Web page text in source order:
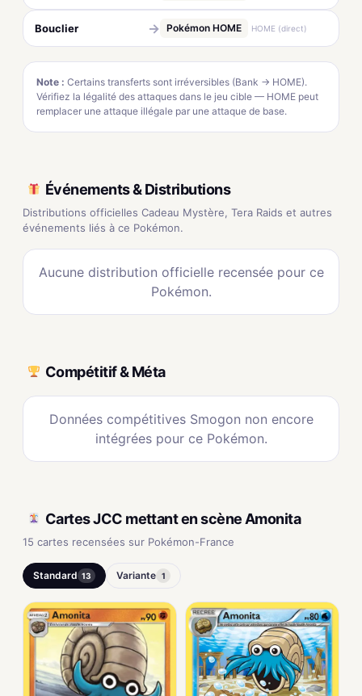
Bouclier → Pokémon HOME HOME (direct)
Note : Certains transferts sont irréversibles (Bank → HOME).
Vérifiez la légalité des attaques dans le jeu cible — HOME peut
remplacer une attaque illégale par une attaque de base.
Événements & Distributions
Distributions officielles Cadeau Mystère, Tera Raids et autres
événements liés à ce Pokémon.
Aucune distribution officielle recensée pour ce
Pokémon.
Compétitif & Méta
Données compétitives Smogon non encore
intégrées pour ce Pokémon.
Cartes JCC mettant en scène Amonita
15 cartes recensées sur Pokémon-France
Standard 13 Variante 1